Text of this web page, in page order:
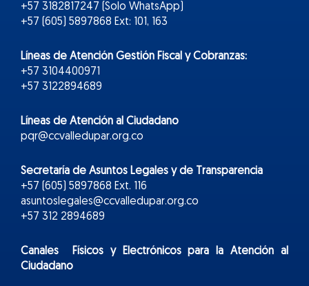
+57 3182817247 (Solo WhatsApp)
+57 (605) 5897868 Ext: 101, 163
Líneas de Atención Gestión Fiscal y Cobranzas:
+57 3104400971
+57 3122894689
Líneas de Atención al Ciudadano
pqr@ccvalledupar.org.co
Secretaría de Asuntos Legales y de Transparencia
+57 (605) 5897868 Ext. 116
asuntoslegales@ccvalledupar.org.co
+57 312 2894689
Canales Físicos yElectrónicospara la Atención al
Ciudadano